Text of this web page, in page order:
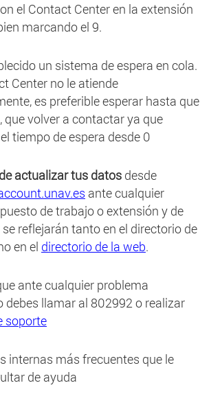
el Contact Center en la extensión
marcando el 9.
un sistema de espera en cola.
Center no le atiende
es preferible esperar hasta que
que volver a contactar ya que
tiempo de espera desde 0
actualizar tus datos desde
ante cualquier
de trabajo o extensión y de
reflejarán tanto en el directorio de
en el directorio de la web.
ante cualquier problema
debes llamar al 802992 o realizar
soporte
internas más frecuentes que le
de ayuda